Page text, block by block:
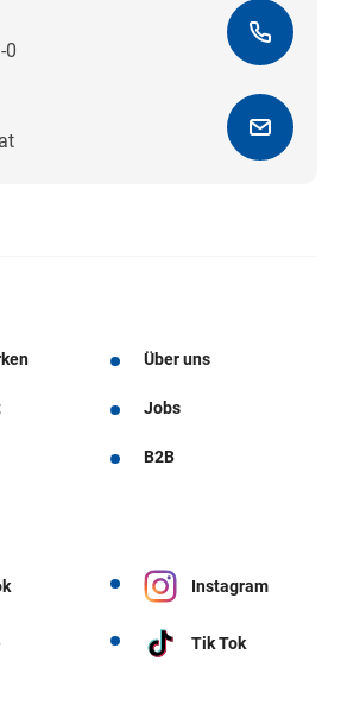
0
erhalten
Über uns
Jobs
B2B
Instagram
Tik Tok